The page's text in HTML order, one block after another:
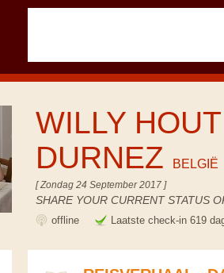
WILLY
DURNEZ
BELGIË
[ Zondag 24 September 2017 ]
SHARE YOUR CURRENT STATUS
offline Laatste check-in 619